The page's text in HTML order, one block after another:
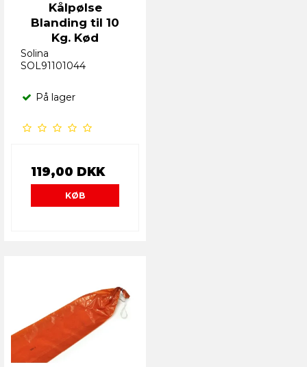
Kålpølse
Blanding til 10
Kg. Kød
Solina
SOL91101044
På lager
119,00 DKK
KØB